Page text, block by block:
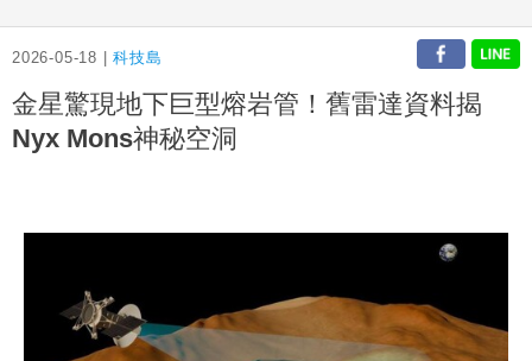
2026-05-18 |科技島
金星驚現地下巨型熔岩管！舊雷達資料揭
Nyx Mons神秘空洞